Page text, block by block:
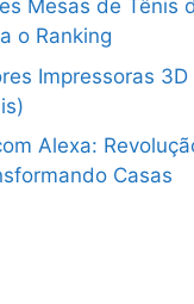
Mesas de Tênis
o Ranking
Impressoras 3D
Alexa:
Casas